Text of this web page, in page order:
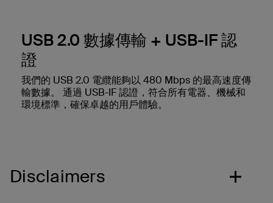
USB 2.0 數據傳輸 + USB-IF 認
證
我們的 USB 2.0 電纜能夠以 480 Mbps 的最高速度傳
輸數據。 通過 USB-IF 認證，符合所有電器、機械和
環境標準，確保卓越的用戶體驗。
Disclaimers